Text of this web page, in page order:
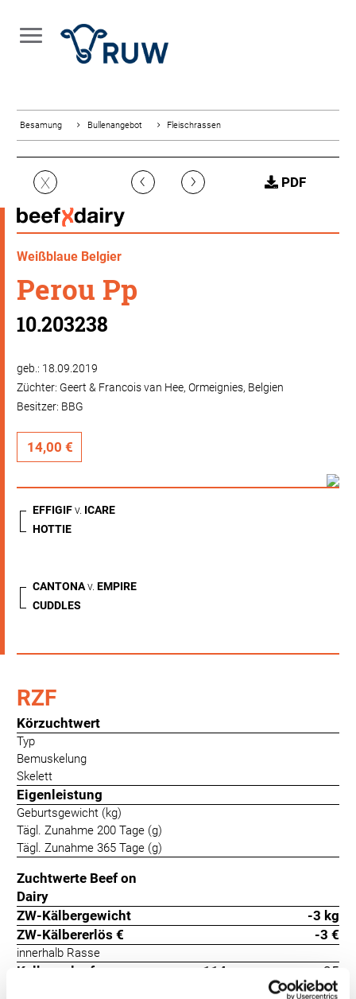
Besamung Bullenangebot Fleischrassen
X ‹ › PDF
Weißblaue Belgier
Perou Pp
10.203238
geb.: 18.09.2019
Züchter: Geert & Francois van Hee, Ormeignies, Belgien
Besitzer: BBG
14,00 €
EFFIGIFv. ICARE
HOTTIE
CANTONAv. EMPIRE
CUDDLES
RZF
Körzuchtwert
Typ
Bemuskelung
Skelett
Eigenleistung
Geburtsgewicht (kg)
Tägl. Zunahme 200 Tage (g)
Tägl. Zunahme 365 Tage (g)
Zuchtwerte Beef on
Dairy
ZW-Kälbergewicht
-3 kg
ZW-Kälbererlös €
-3 €
innerhalb Rasse
Kalbeverlauf 114
+25
+22